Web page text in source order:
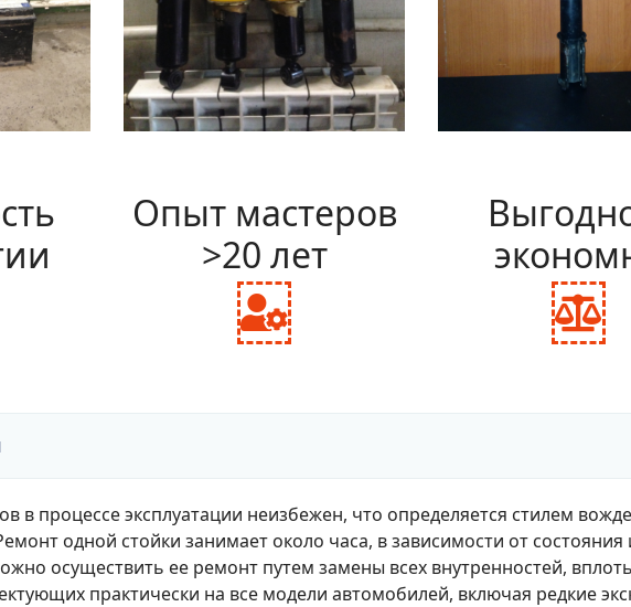
Опыт мастеров
>20 лет
fas
fas
в процессе эксплуатации неизбежен, что определяется стилем
одной стойки занимает около часа, в зависимости от
осуществить ее ремонт путем замены всех внутренностей,
практически на все модели автомобилей, включая редкие